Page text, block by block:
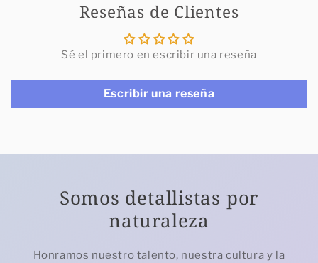
Reseñas de Clientes
Sé el primero en escribir una reseña
Escribir una reseña
Somos detallistas por
naturaleza
Honramos nuestro talento, nuestra cultura y la